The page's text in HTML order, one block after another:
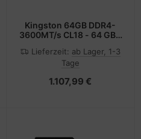
Kingston 64GB DDR4-
3600MT/s CL18 - 64 GB -
Lieferzeit: ab Lager, 1-3
Tage
1.107,99 €